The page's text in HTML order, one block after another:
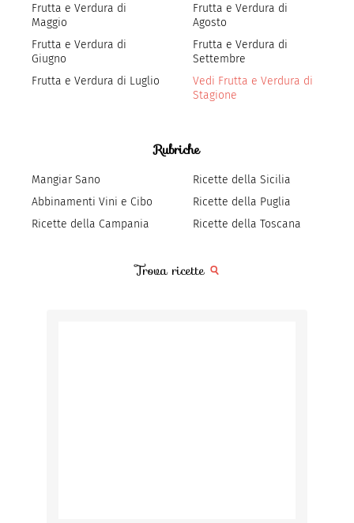
Frutta e Verdura di
Maggio
Frutta e Verdura di
Giugno
Frutta e Verdura di Luglio
Frutta e Verdura di
Agosto
Frutta e Verdura di
Settembre
Vedi Frutta e Verdura di
Stagione
Rubriche
Mangiar Sano
Abbinamenti Vini e Cibo
Ricette della Campania
Ricette della Sicilia
Ricette della Puglia
Ricette della Toscana
Trova ricette